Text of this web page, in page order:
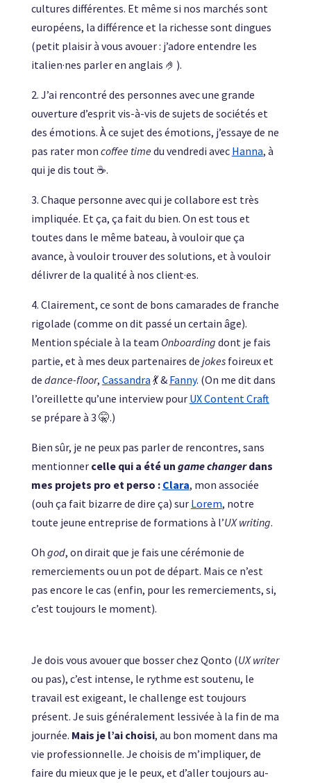
cultures différentes. Et même si nos marchés sont
européens, la différence et la richesse sont dingues
(petit plaisir à vous avouer : j’adore entendre les
italien·nes parler en anglais 🤌).
2. J’ai rencontré des personnes avec une grande
ouverture d’esprit vis-à-vis de sujets de sociétés et
des émotions. À ce sujet des émotions, j’essaye de ne
pas rater mon coffee timedu vendredi avec Hanna, à
qui je dis tout ☕.
3. Chaque personne avec qui je collabore est très
impliquée. Et ça, ça fait du bien. On est tous et
toutes dans le même bateau, à vouloir que ça
avance, à vouloir trouver des solutions, et à vouloir
délivrer de la qualité à nos client·es.
4. Clairement, ce sont de bons camarades de franche
rigolade (comme on dit passé un certain âge).
Mention spéciale à la team Onboarding dont je fais
partie, et à mes deux partenaires de jokesfoireux et
de dance-floor, Cassandra 💃 & Fanny. (On me dit dans
l’oreillette qu’une interview pour UX Content Craft
se prépare à 3 🤫.)
Bien sûr, je ne peux pas parler de rencontres, sans
mentionner celle qui a été un game changerdans
mes projets pro et perso : Clara, mon associée
(ouh ça fait bizarre de dire ça) sur Lorem, notre
toute jeune entreprise de formations à l’UX writing.
Oh god, on dirait que je fais une cérémonie de
remerciements ou un pot de départ. Mais ce n’est
pas encore le cas (enfin, pour les remerciements, si,
c’est toujours le moment).
Je dois vous avouer que bosser chez Qonto (UX writer
ou pas), c’est intense, le rythme est soutenu, le
travail est exigeant, le challenge est toujours
présent. Je suis généralement lessivée à la fin de ma
journée. Mais je l’ai choisi, au bon moment dans ma
vie professionnelle. Je choisis de m’impliquer, de
faire du mieux que je le peux, et d’aller toujours au-